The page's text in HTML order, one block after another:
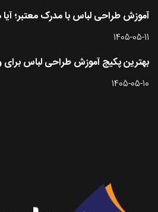
آموزش طراحی لباس با مدرک معتبر؛
1405-05-11
بهترین پکیج آموزش طراحی لباس برای
1405-05-10